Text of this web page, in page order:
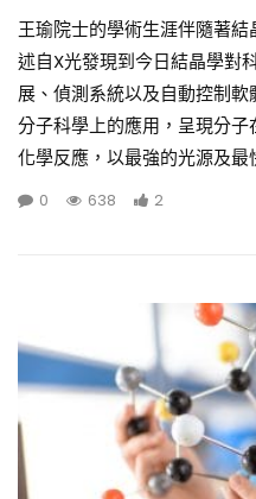
王瑜院士的學術生涯伴隨著
述自X光發現到今日結晶學對
展、偵測系統以及自動控制
分子科學上的應用，呈現分
化學反應，以最強的光源及最
0 638 2